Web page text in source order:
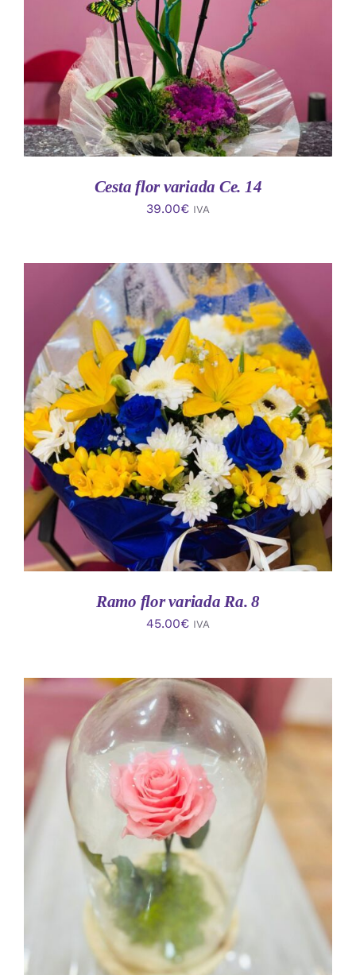
DETALLES
Cesta flor variada Ce. 14
39.00€ IVA
AÑADIR AL CARRITO
/
DETALLES
Ramo flor variada Ra. 8
45.00€ IVA
AÑADIR AL CARRITO
DETALLES